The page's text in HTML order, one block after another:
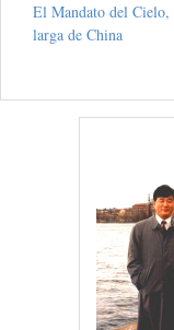
El Mandato del Cielo,
larga de China